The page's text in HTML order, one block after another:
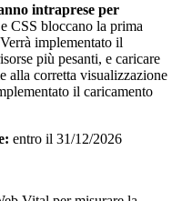
intraprese per
CSS bloccano la prima
implementato il
più pesanti, e caricare
alla corretta visualizzazione
il caricamento
entro il 31/12/2026